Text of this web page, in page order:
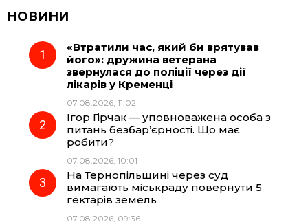
c
e
o
k
e
g
r
m
t
A
p
НОВИНИ
«Втратили час, який би врятував
його»: дружина ветерана
звернулася до поліції через дії
лікарів у Кременці
07.08.2026, 11:02
Ігор Гірчак — уповноважена особа з
питань безбар’єрності. Що має
робити?
07.08.2026, 10:01
На Тернопільщині через суд
вимагають міськраду повернути 5
гектарів земель
07.08.2026, 09:36